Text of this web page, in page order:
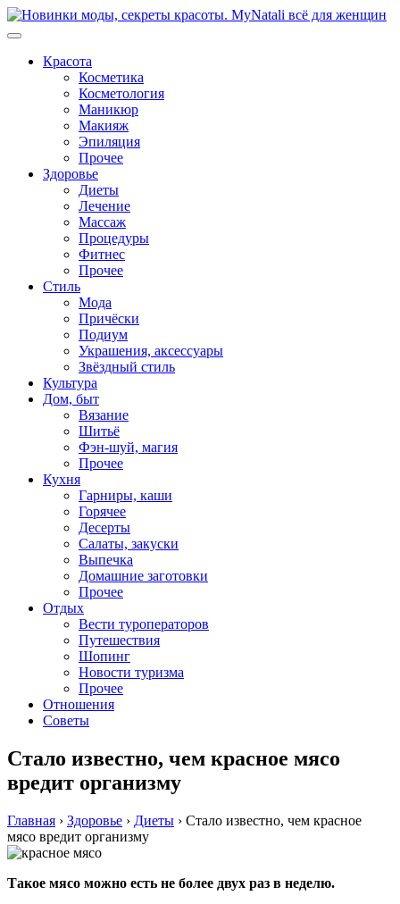
Перейти
к
Красота
Косметика
Косметология
Маникюр
Макияж
Эпиляция
Прочее
Здоровье
Диеты
Лечение
Массаж
Процедуры
Фитнес
Прочее
Стиль
Мода
Причёски
Подиум
Украшения, аксессуары
Звёздный стиль
Культура
Дом, быт
Вязание
Шитьё
Фэн-шуй, магия
Прочее
Кухня
Гарниры, каши
Горячее
Десерты
Салаты, закуски
Выпечка
Домашние заготовки
Прочее
Отдых
Вести туроператоров
Путешествия
Шопинг
Новости туризма
Прочее
Отношения
Советы
Стало известно, чем красное мясо
вредит организму
Главная › Здоровье › Диеты › Стало известно, чем красное
мясо вредит организму
Такое мясо можно есть не более двух раз в неделю.